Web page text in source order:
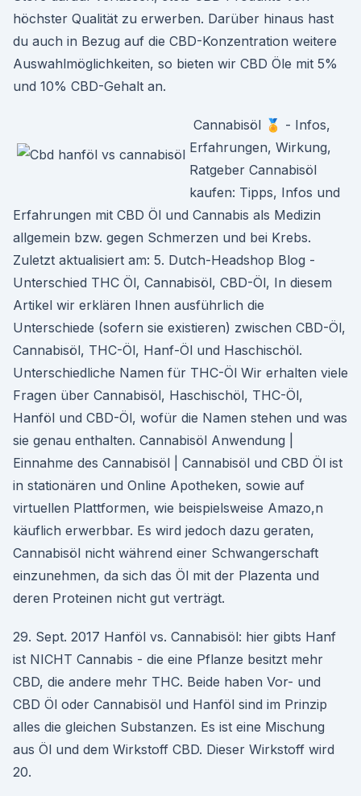
höchster Qualität zu erwerben. Darüber hinaus hast
du auch in Bezug auf die CBD-Konzentration weitere
Auswahlmöglichkeiten, so bieten wir CBD Öle mit 5%
und 10% CBD-Gehalt an.
️ Cannabisöl 🏅 - Infos,
Erfahrungen, Wirkung,
Ratgeber Cannabisöl
kaufen: Tipps, Infos und
Erfahrungen mit CBD Öl und Cannabis als Medizin
allgemein bzw. gegen Schmerzen und bei Krebs.
Zuletzt aktualisiert am: 5. Dutch-Headshop Blog -
Unterschied THC Öl, Cannabisöl, CBD-Öl, In diesem
Artikel wir erklären Ihnen ausführlich die
Unterschiede (sofern sie existieren) zwischen CBD-Öl,
Cannabisöl, THC-Öl, Hanf-Öl und Haschischöl.
Unterschiedliche Namen für THC-Öl Wir erhalten viele
Fragen über Cannabisöl, Haschischöl, THC-Öl,
Hanföl und CBD-Öl, wofür die Namen stehen und was
sie genau enthalten. Cannabisöl Anwendung |
Einnahme des Cannabisöl | Cannabisöl und CBD Öl ist
in stationären und Online Apotheken, sowie auf
virtuellen Plattformen, wie beispielsweise Amazo,n
käuflich erwerbbar. Es wird jedoch dazu geraten,
Cannabisöl nicht während einer Schwangerschaft
einzunehmen, da sich das Öl mit der Plazenta und
deren Proteinen nicht gut verträgt.
29. Sept. 2017 Hanföl vs. Cannabisöl: hier gibts Hanf
ist NICHT Cannabis - die eine Pflanze besitzt mehr
CBD, die andere mehr THC. Beide haben Vor- und
CBD Öl oder Cannabisöl und Hanföl sind im Prinzip
alles die gleichen Substanzen. Es ist eine Mischung
aus Öl und dem Wirkstoff CBD. Dieser Wirkstoff wird
20.